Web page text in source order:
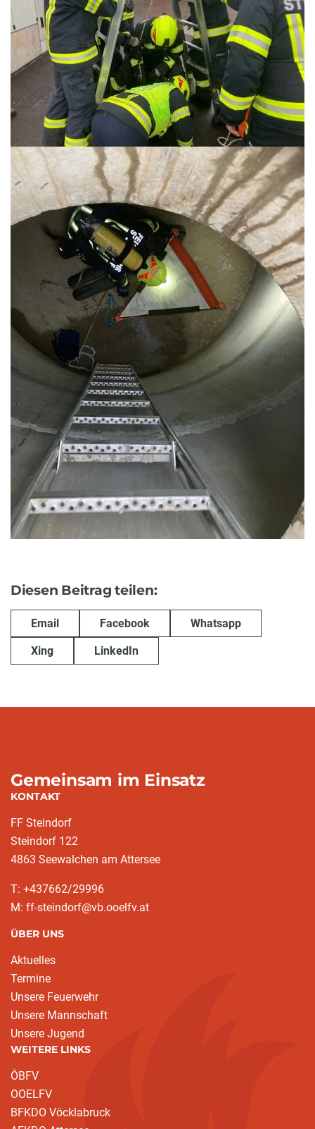
Diesen Beitrag teilen:
Email Facebook Whatsapp
Xing LinkedIn
Gemeinsam im Einsatz
KONTAKT
FF Steindorf
Steindorf 122
4863 Seewalchen am Attersee
T: +437662/29996
M: ff-steindorf@vb.ooelfv.at
ÜBER UNS
Aktuelles
Termine
Unsere Feuerwehr
Unsere Mannschaft
Unsere Jugend
WEITERE LINKS
ÖBFV
OOELFV
BFKDO Vöcklabruck